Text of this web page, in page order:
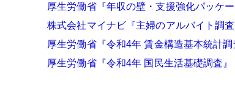
厚生労働省『年収の壁・支援強化パッケー
株式会社マイナビ『主婦のアルバイト調査
厚生労働省『令和4年 賃金構造基本統計調
厚生労働省『令和4年 国民生活基礎調査』